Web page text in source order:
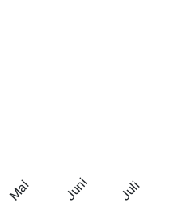
Mai Juni Juli